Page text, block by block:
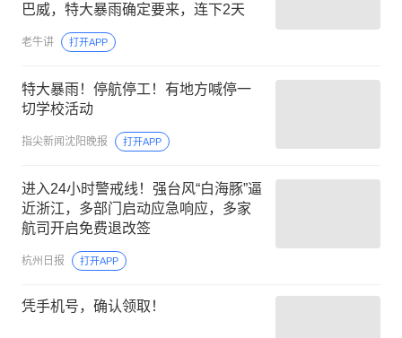
巴威，特大暴雨确定要来，连下2天
老牛讲 打开APP
特大暴雨！停航停工！有地方喊停一
切学校活动
指尖新闻沈阳晚报 打开APP
进入24小时警戒线！强台风“白海豚”逼
近浙江，多部门启动应急响应，多家
航司开启免费退改签
杭州日报 打开APP
凭手机号，确认领取！